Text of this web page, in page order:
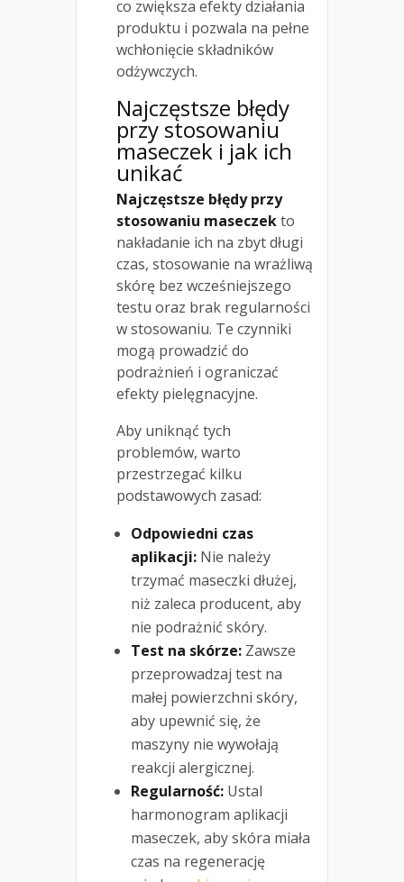
co zwiększa efekty działania
produktu i pozwala na pełne
wchłonięcie składników
odżywczych.
Najczęstsze błędy
przy stosowaniu
maseczek i jak ich
unikać
Najczęstsze błędy przy
stosowaniu maseczekto
nakładanie ich na zbyt długi
czas, stosowanie na wrażliwą
skórę bez wcześniejszego
testu oraz brak regularności
w stosowaniu. Te czynniki
mogą prowadzić do
podrażnień i ograniczać
efekty pielęgnacyjne.
Aby uniknąć tych
problemów, warto
przestrzegać kilku
podstawowych zasad:
Odpowiedni czas
aplikacji: Nie należy
trzymać maseczki dłużej,
niż zaleca producent, aby
nie podrażnić skóry.
Test na skórze: Zawsze
przeprowadzaj test na
małej powierzchni skóry,
aby upewnić się, że
maszyny nie wywołają
reakcji alergicznej.
Regularność: Ustal
harmonogram aplikacji
maseczek, aby skóra miała
czas na regenerację